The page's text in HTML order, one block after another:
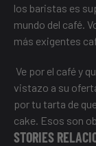
los baristas es
mundo del café.
más exigentes
Ve por el café y
vistazo a su
por tu tarta de
cake. Esos son
STORIES